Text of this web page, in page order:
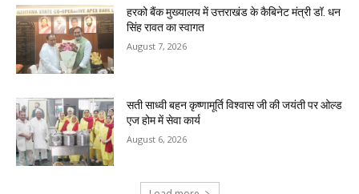
हरको बैंक मुख्यालय में उत्तराखंड के कैबिनेट मंत्री डॉ. धन
सिंह रावत का स्वागत
August 7, 2026
सती साध्वी बहन कृष्णामूर्ति विश्वास जी की जयंती पर ओल्ड
एज होम में सेवा कार्य
August 6, 2026